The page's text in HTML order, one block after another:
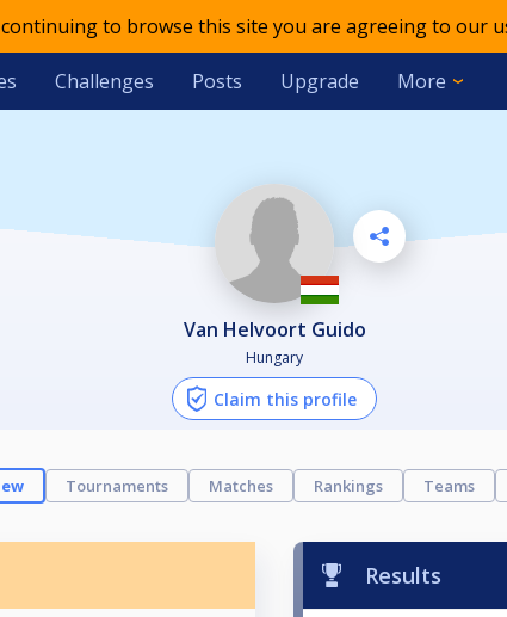
to browse this site you are agreeing to our
Challenges Posts Upgrade More
Van Helvoort Guido
Hungary
Claim this profile
Tournaments Matches Rankings Teams
Results